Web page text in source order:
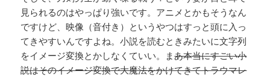
見られるのはやっぱり強いです。アニメとかもそうなん
ですけど、映像（音付き）というやつはすっと頭に入っ
てきやすいんですよね。小説を読むときみたいに文字列
をイメージ変換とかしなくていい。まあ本当にすごい小
説はそのイメージ変換で大魔法をかけてきてトラウマレ